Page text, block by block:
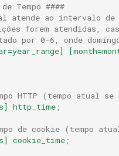
Tempo ####
atende ao intervalo de
forem atendidas,
por 0-6, onde
HTTP (tempo atual
http_time ;
de cookie (tempo
cookie_time ;